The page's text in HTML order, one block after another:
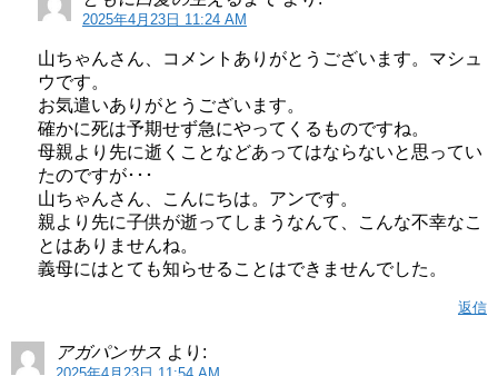
2025年4月23日 11:24 AM
山ちゃんさん、コメントありがとうございます。マシュ
ウです。
お気遣いありがとうございます。
確かに死は予期せず急にやってくるものですね。
母親より先に逝くことなどあってはならないと思ってい
たのですが･･･
山ちゃんさん、こんにちは。アンです。
親より先に子供が逝ってしまうなんて、こんな不幸なこ
とはありませんね。
義母にはとても知らせることはできませんでした。
返信
アガパンサス より: